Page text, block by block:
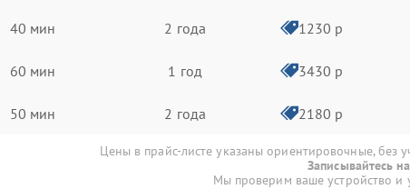
40 мин 2 года 1230 р
60 мин 1 год 3430 р
50 мин 2 года 2180 р
Цены в прайс-листе указаны ориентировочные, без
Записывайтесь
Мы проверим ваше устройство и